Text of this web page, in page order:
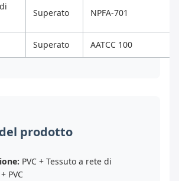
Superato NPFA-701
Superato AATCC 100
prodotto
PVC + Tessuto a rete di
PVC